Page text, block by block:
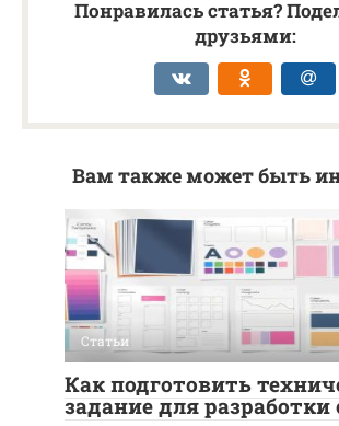
Понравилась статья?
друзьями:
Вам также может быть
Статьи
Как подготовить
задание для разработки